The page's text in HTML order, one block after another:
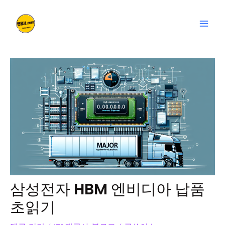
삼성전자 HBM 엔비디아 납품
초읽기
탐
색